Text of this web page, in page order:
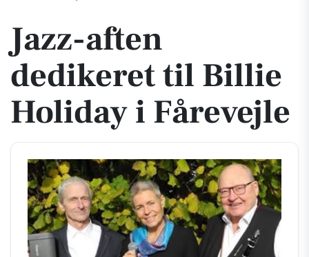
Jazz-aften
dedikeret til Billie
Holiday i Fårevejle